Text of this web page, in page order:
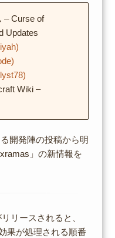
– Curse of
Updates
Wiki –
開発陣の投稿から明
」の新情報を
リースされると、
果が処理される順番